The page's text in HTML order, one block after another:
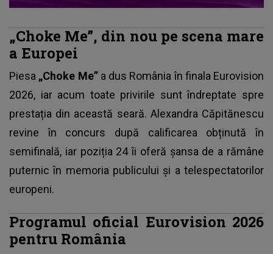
„Choke Me”, din nou pe scena mare
a Europei
Piesa „Choke Me” a dus România în finala Eurovision
2026, iar acum toate privirile sunt îndreptate spre
prestația din această seară. Alexandra Căpitănescu
revine în concurs după calificarea obținută în
semifinală, iar poziția 24 îi oferă șansa de a rămâne
puternic în memoria publicului și a telespectatorilor
europeni.
Programul oficial Eurovision 2026
pentru România